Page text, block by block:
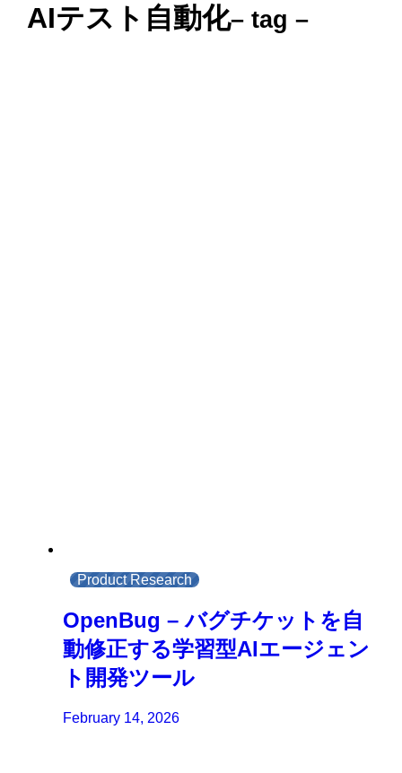
AIテスト自動化– tag –
Product Research
OpenBug – バグチケットを自
動修正する学習型AIエージェン
ト開発ツール
February 14, 2026